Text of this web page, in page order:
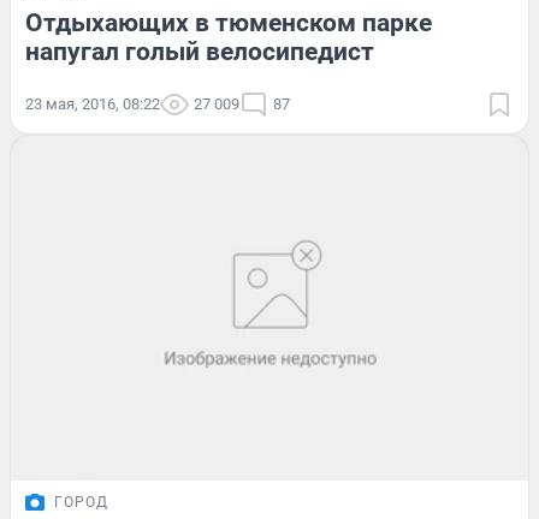
Отдыхающих в тюменском парке
напугал голый велосипедист
23 мая, 2016, 08:22 27 009 87
ГОРОД